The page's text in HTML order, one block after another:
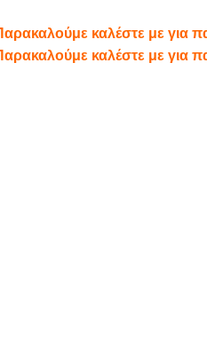
καλέστε με για
καλέστε με για